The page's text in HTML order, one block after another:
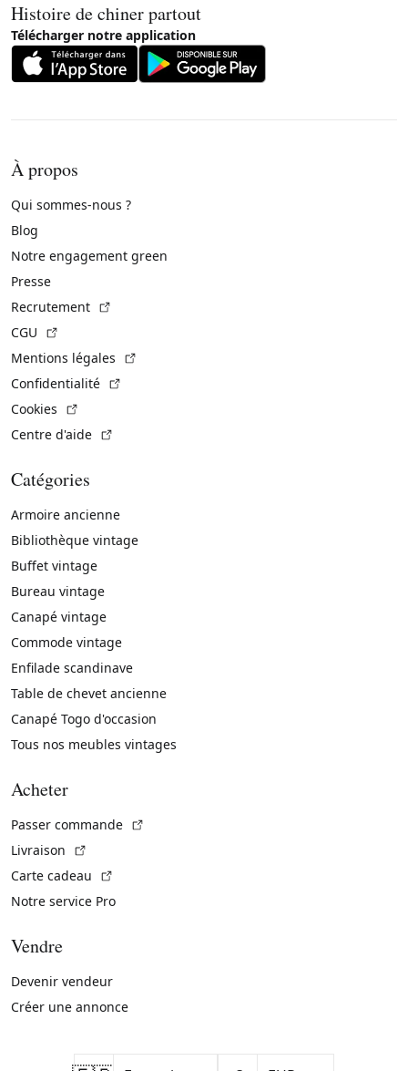
Histoire de chiner partout
Télécharger notre application
À propos
Qui sommes-nous ?
Blog
Notre engagement green
Presse
Recrutement
CGU
Mentions légales
Confidentialité
Cookies
Centre d'aide
Catégories
Armoire ancienne
Bibliothèque vintage
Buffet vintage
Bureau vintage
Canapé vintage
Commode vintage
Enfilade scandinave
Table de chevet ancienne
Canapé Togo d'occasion
Tous nos meubles vintages
Acheter
Passer commande
Livraison
Carte cadeau
Notre service Pro
Vendre
Devenir vendeur
Créer une annonce